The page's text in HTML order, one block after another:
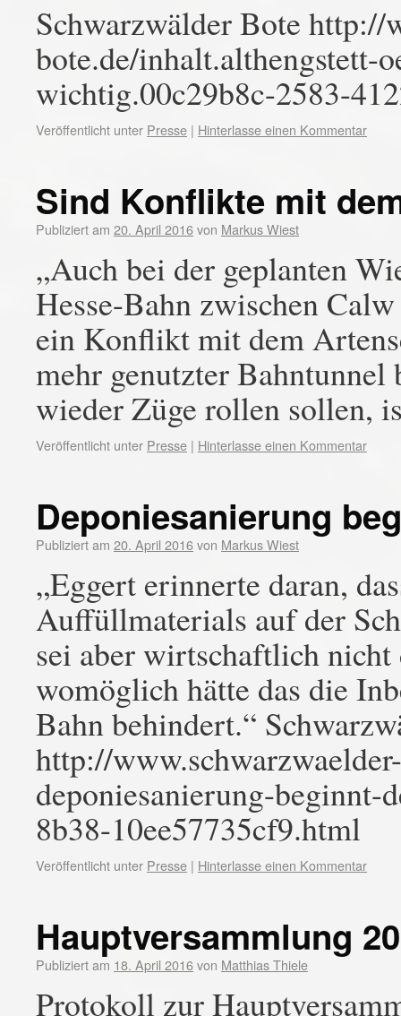
Schwarzwälder Bote http://
bote.de/inhalt.althengstett-
wichtig.00c29b8c-2583-
Veröffentlicht unter Presse | Hinterlasse einen Kommentar
Sind Konflikte mit
Publiziert am 20. April 2016von Markus Wiest
„Auch bei der geplanten
Hesse-Bahn zwischen
ein Konflikt mit dem
mehr genutzter
wieder Züge rollen
Veröffentlicht unter Presse | Hinterlasse einen Kommentar
Deponiesanierung
Publiziert am 20. April 2016von Markus Wiest
„Eggert erinnerte daran,
Auffüllmaterials auf der
sei aber wirtschaftlich nicht
womöglich hätte das die
Bahn behindert.“
http://
deponiesanierung-beginnt-
8b38-10ee57735cf9.html
Veröffentlicht unter Presse | Hinterlasse einen Kommentar
Hauptversammlung
Publiziert am 18. April 2016von Matthias Thiele
Protokoll zur